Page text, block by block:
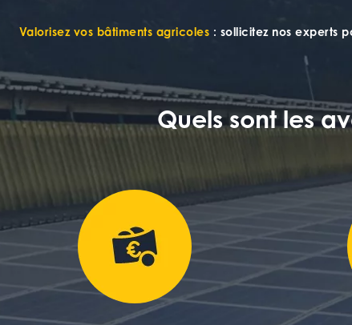
Valorisez vos bâtiments agricoles : sollicitez nos experts
Quels sont les